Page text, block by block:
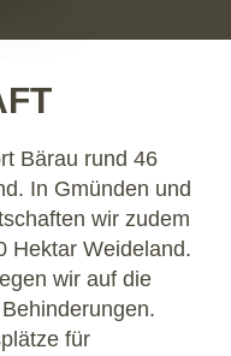
ORCHIDEE
KITA
Bärau rund 46
In Gmünden und
wir zudem
Hektar Weideland.
wir auf die
für